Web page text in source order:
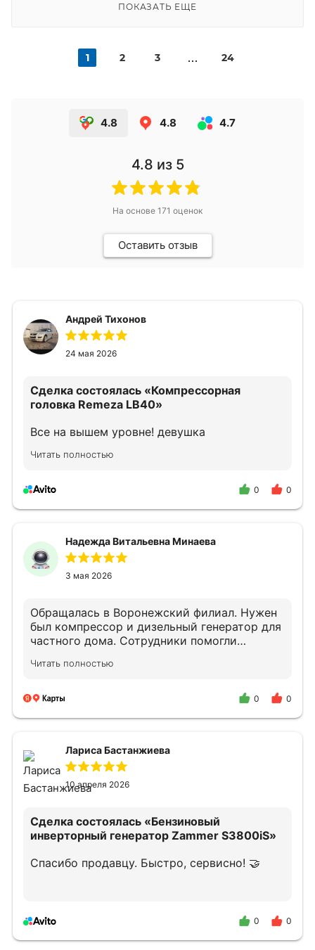
ПОКАЗАТЬ ЕЩЕ
1 2 3 24
4.8 4.8 4.7
4.8 из 5
На основе 171 оценок
Оставить отзыв
Андрей Тихонов
24 мая 2026
Сделка состоялась «Компрессорная
головка Remeza LB40»
Все на вышем уровне! девушка
Читать полностью
0 0
Надежда Витальевна Минаева
3 мая 2026
Обращалась в Воронежский филиал. Нужен
был компрессор и дизельный генератор для
частного дома. Сотрудники помогли
Квалифицированно проконсультировали по
В случае необходимости снова обращусь и
Читать полностью
0 0
Лариса Бастанжиева
10 апреля 2026
Сделка состоялась «Бензиновый
инверторный генератор Zammer S3800iS»
Спасибо продавцу. Быстро, сервисно! 🤝
0 0